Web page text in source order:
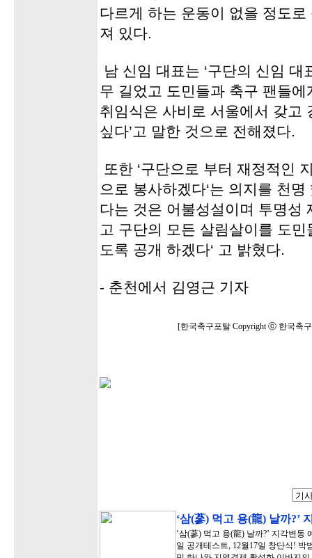
다르게 하는 운동이 없을 정도
져 있다.
남 신임 대표는 ‘구단의 신임
무 길었고 도민들과 축구 팬들
취임식은 사비로 서울에서 갖고
싶다’고 말한 것으로 전해졌다.
또한 ‘구단으로 부터 재정적인
으로 봉사하겠다‘는 의지를 천
다는 것은 어불성설이며 투명성
고 구단의 모든 살림살이를 도
도록 공개 하겠다‘ 고 밝혔다.
- 춘천에서 김영근 기자
[한국축구포탈 Copyright ⓒ 한국축
‘삼(蔘) 먹고 용(龍) 날까
‘삼(蔘) 먹고 용(龍) 날까?’ 지각변
일 공개테스트, 12월17일 창단식! 박